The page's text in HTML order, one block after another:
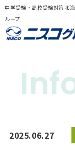
中学受験・高校受験対策北
ループ
2025.06.27